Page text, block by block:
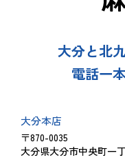
大分と北
電話一
大分本店
〒870-0035
大分県大分市中央町一